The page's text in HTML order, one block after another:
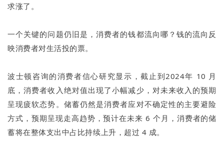
求涨了。
一个关键的问题仍旧是，消费者的钱都流向哪？钱的流向反
映消费者对生活投的票。
波士顿咨询的消费者信心研究显示，截止到2024年 10 月
底，消费者收入绝对值出现了小幅减少，对未来收入的预期
呈现疲软态势。储蓄仍然是消费者应对不确定性的主要避险
方式，预期呈现走高趋势，预计在未来 6 个月，消费者的储
蓄将在整体支出中占比持续上升，超过 4 成。